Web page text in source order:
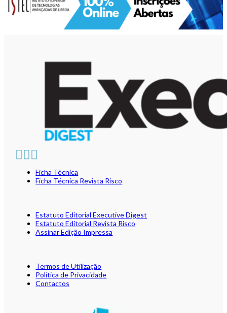
Ficha Técnica
Ficha Técnica Revista Risco
Estatuto Editorial Executive Digest
Estatuto Editorial Revista Risco
Assinar Edição Impressa
Termos de Utilização
Política de Privacidade
Contactos